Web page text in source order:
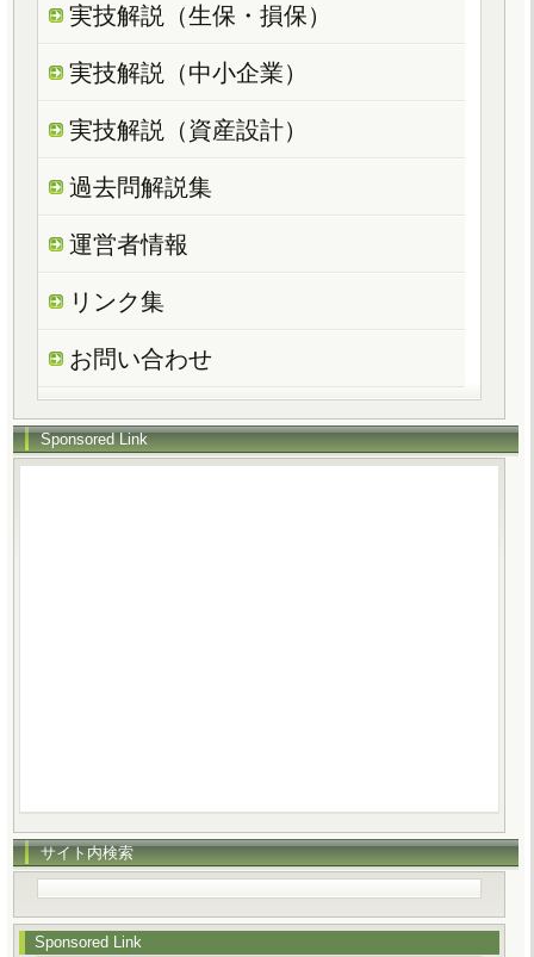
実技解説（生保・損保）
実技解説（中小企業）
実技解説（資産設計）
過去問解説集
運営者情報
リンク集
お問い合わせ
Sponsored Link
サイト内検索
Sponsored Link